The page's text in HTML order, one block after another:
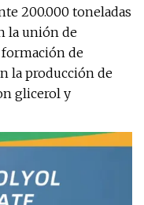
200.000 toneladas
la unión de
de
la producción de
glicerol y